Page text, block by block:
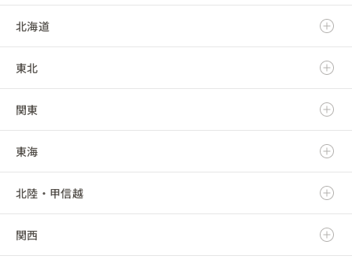
北海道
北海道
東北
青森県
岩手県
宮城県
秋田県
関東
茨城県
栃木県
群馬県
東海
岐阜県
静岡県
北陸・甲信越
新潟県
関西